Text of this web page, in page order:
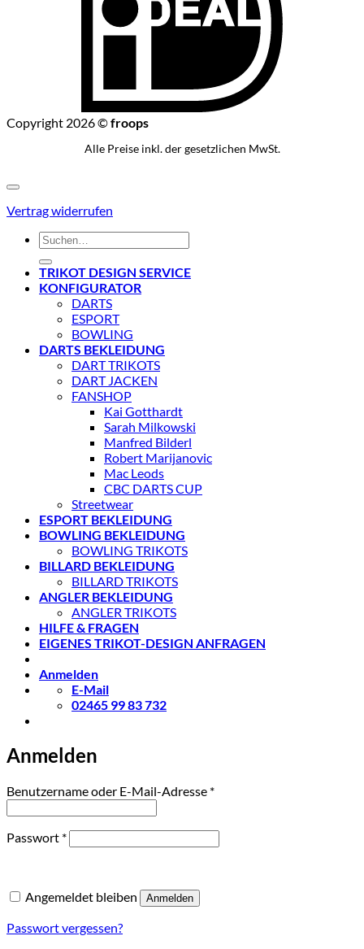
Copyright 2026 ©froops
Alle Preise inkl. der gesetzlichen MwSt.
Vertrag widerrufen
Suchen
nach:
TRIKOT DESIGN SERVICE
KONFIGURATOR
DARTS
ESPORT
BOWLING
DARTS BEKLEIDUNG
DART TRIKOTS
DART JACKEN
FANSHOP
Kai Gotthardt
Sarah Milkowski
Manfred Bilderl
Robert Marijanovic
Mac Leods
CBC DARTS CUP
Streetwear
ESPORT BEKLEIDUNG
BOWLING BEKLEIDUNG
BOWLING TRIKOTS
BILLARD BEKLEIDUNG
BILLARD TRIKOTS
ANGLER BEKLEIDUNG
ANGLER TRIKOTS
HILFE & FRAGEN
EIGENES TRIKOT-DESIGN ANFRAGEN
Anmelden
E-Mail
02465 99 83 732
Anmelden
Benutzername oder E-Mail-Adresse *Erforderlich
Passwort *Erforderlich
Angemeldet bleiben Anmelden
Passwort vergessen?